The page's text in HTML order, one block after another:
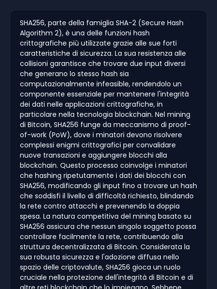
SHA256, parte della famiglia SHA-2 (Secure Hash
Algorithm 2), è una delle funzioni hash
crittografiche più utilizzate grazie alle sue forti
caratteristiche di sicurezza. La sua resistenza alle
collisioni garantisce che trovare due input diversi
che generano lo stesso hash sia
computazionalmente infeasible, rendendolo un
componente essenziale per mantenere l'integrità
dei dati nelle applicazioni crittografiche, in
particolare nella tecnologia blockchain. Nel mining
di Bitcoin, SHA256 funge da meccanismo di proof-
of-work (PoW), dove i minatori devono risolvere
complessi enigmi crittografici per convalidare
nuove transazioni e aggiungere blocchi alla
blockchain. Questo processo coinvolge i minatori
che hashing ripetutamente i dati dei blocchi con
SHA256, modificando gli input fino a trovare un hash
che soddisfi il livello di difficoltà richiesto, blindando
la rete contro attacchi e prevenendo la doppia
spesa. La natura competitiva del mining basato su
SHA256 assicura che nessun singolo soggetto possa
controllare facilmente la rete, contribuendo alla
struttura decentralizzata di Bitcoin. Considerata la
sua robusta sicurezza e l'adozione diffusa nello
spazio delle criptovalute, SHA256 gioca un ruolo
cruciale nella protezione dell'integrità di Bitcoin e di